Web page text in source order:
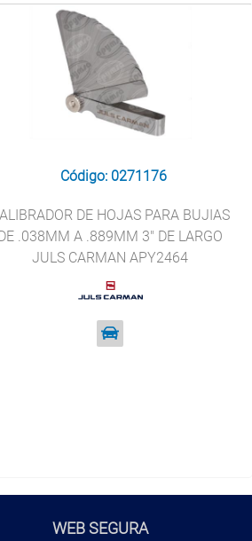
Código: 0271176
DE HOJAS PARA BUJIAS
.038MM A .889MM 3" DE LARGO
JULS CARMAN APY2464
WEB SEGURA